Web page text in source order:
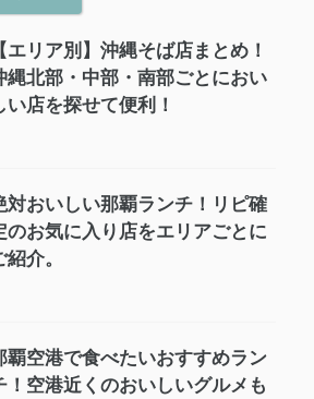
【エリア別】沖縄そば店まとめ！
縄北部・中部・南部ごとにおい
い店を探せて便利！
対おいしい那覇ランチ！リピ確
のお気に入り店をエリアごとに
紹介。
覇空港で食べたいおすすめラン
！空港近くのおいしいグルメも